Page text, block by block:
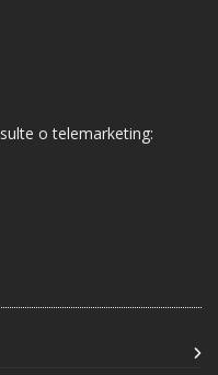
o telemarketing: